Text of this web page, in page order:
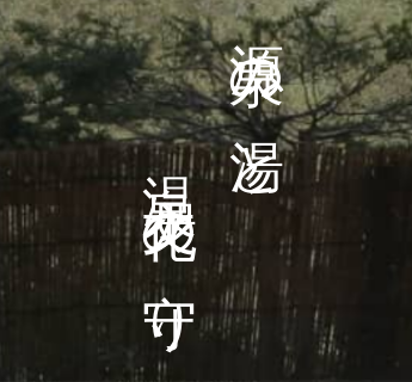
源泉の湯と
温泉文化の守り主